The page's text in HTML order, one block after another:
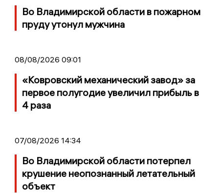
Во Владимирской области в пожарном
пруду утонул мужчина
08/08/2026 09:01
«Ковровский механический завод» за
первое полугодие увеличил прибыль в
4 раза
07/08/2026 14:34
Во Владимирской области потерпел
крушение неопознанный летательный
объект